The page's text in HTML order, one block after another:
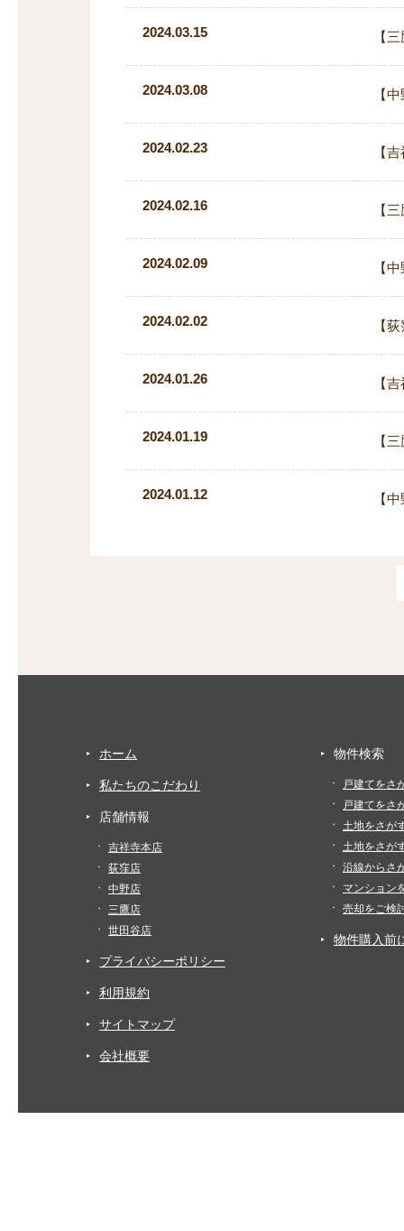
2024.03.15 【
2024.03.08 【
2024.02.23 【
2024.02.16 【
2024.02.09 【
2024.02.02 【
2024.01.26 【
2024.01.19 【
2024.01.12 【
ホーム
私たちのこだわり
店舗情報
吉祥寺本店
荻窪店
中野店
三鷹店
世田谷店
プライバシーポリシー
利用規約
サイトマップ
会社概要
物件検索
戸建てをさ
戸建てをさ
土地をさが
土地をさが
沿線からさ
マンション
売却をご検
物件購入前